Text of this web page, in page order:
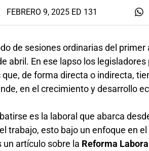
FEBRERO 9, 2025 ED 131
de sesiones ordinarias del primer
abril. En ese lapso los legisladores
que, de forma directa o indirecta,
en el crecimiento y desarrollo
es la laboral que abarca
trabajo, esto bajo un enfoque en
artículo sobre la Reforma